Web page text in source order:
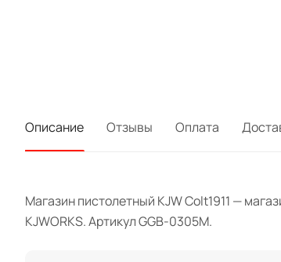
Описание Отзывы Оплата
Магазин пистолетный KJW Colt1911 —
KJWORKS. Артикул GGB-0305M.